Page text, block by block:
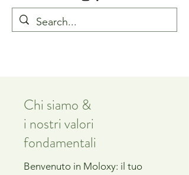
Chi siamo &
i nostri valori
fondamentali
Benvenuto in Moloxy: il tuo